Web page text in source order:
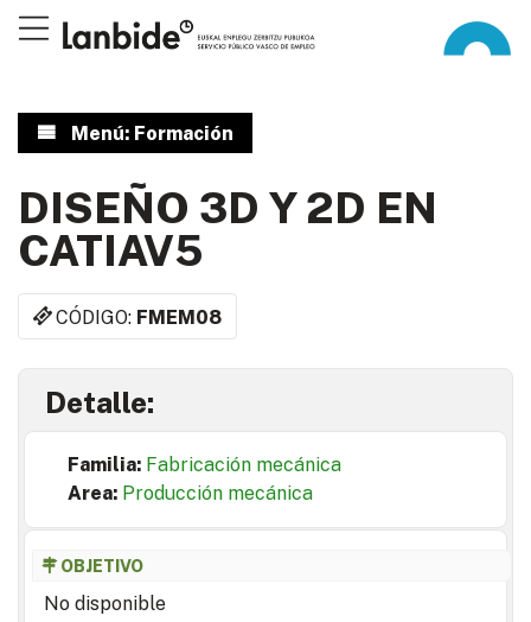
Menú: Formación
DISEÑO 3D Y 2D EN
CATIAV5
CÓDIGO: FMEM08
Detalle:
Familia: Fabricación mecánica
Area: Producción mecánica
OBJETIVO
No disponible